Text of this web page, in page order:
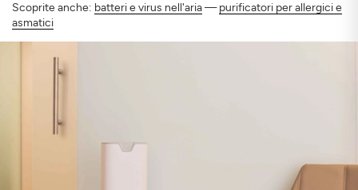
Scoprite anche: batteri e virus nell'aria—purificatori per allergici e
asmatici